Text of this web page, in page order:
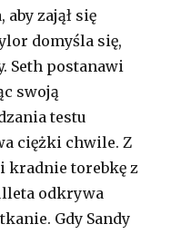
aby zajął się
domyśla się,
Seth postanawi
swoją
testu
ciężki chwile. Z
kradnie torebkę z
odkrywa
Gdy Sandy